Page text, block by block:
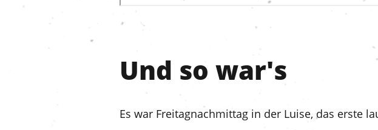
Und so war's
Es war Freitagnachmittag in der Luise, das erste